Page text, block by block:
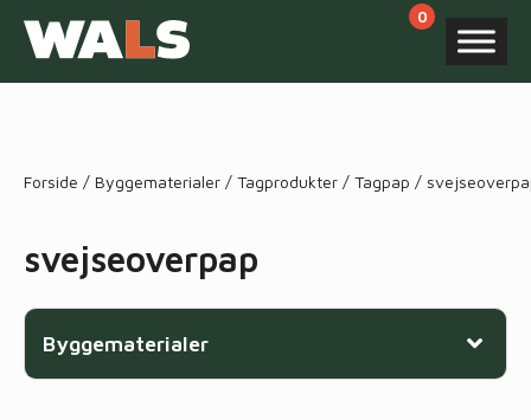
Forside / Byggematerialer / Tagprodukter / Tagpap /
svejseoverpap
Byggematerialer